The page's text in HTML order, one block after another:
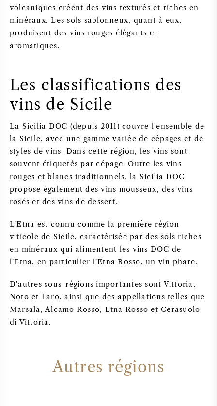
volcaniques créent des vins texturés et riches en
minéraux. Les sols sablonneux, quant à eux,
produisent des vins rouges élégants et
aromatiques.
Les classifications des
vins de Sicile
La Sicilia DOC (depuis 2011) couvre l'ensemble de
la Sicile, avec une gamme variée de cépages et de
styles de vins. Dans cette région, les vins sont
souvent étiquetés par cépage. Outre les vins
rouges et blancs traditionnels, la Sicilia DOC
propose également des vins mousseux, des vins
rosés et des vins de dessert.
L'Etna est connu comme la première région
viticole de Sicile, caractérisée par des sols riches
en minéraux qui alimentent les vins DOC de
l'Etna, en particulier l'Etna Rosso, un vin phare.
D'autres sous-régions importantes sont Vittoria,
Noto et Faro, ainsi que des appellations telles que
Marsala, Alcamo Rosso, Etna Rosso et Cerasuolo
di Vittoria.
Autres régions